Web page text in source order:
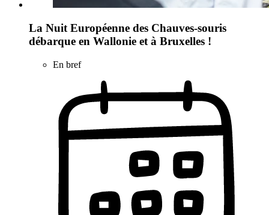
La Nuit Européenne des Chauves-souris
débarque en Wallonie et à Bruxelles !
En bref